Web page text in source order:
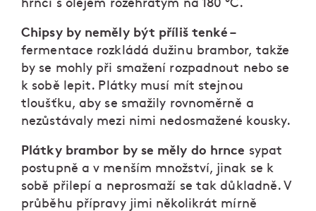
hrnci s olejem rozehřátým na 180 °C.
Chipsy by neměly být příliš tenké –
fermentace rozkládá dužinu brambor, takže
by se mohly při smažení rozpadnout nebo se
k sobě lepit. Plátky musí mít stejnou
tloušťku, aby se smažily rovnoměrně a
nezůstávaly mezi nimi nedosmažené kousky.
Plátky brambor by se měly do hrnce sypat
postupně a v menším množství, jinak se k
sobě přilepí a neprosmaží se tak důkladně. V
průběhu přípravy jimi několikrát mírně